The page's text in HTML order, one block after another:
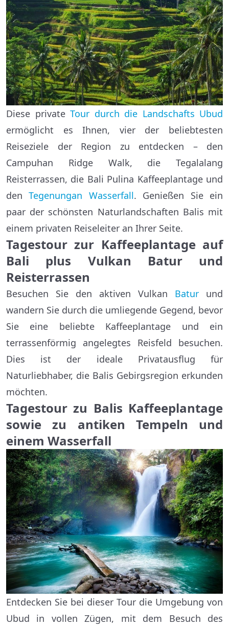
Diese private Tour durch die Landschafts Ubud
ermöglicht es Ihnen, vier der beliebtesten
Reiseziele der Region zu entdecken – den
Campuhan Ridge Walk, die Tegalalang
Reisterrassen, die Bali Pulina Kaffeeplantage und
denTegenungan Wasserfall. Genießen Sie ein
paar der schönsten Naturlandschaften Balis mit
einem privaten Reiseleiter an Ihrer Seite.
Tagestour zur Kaffeeplantage auf
Bali plus Vulkan Batur und
Reisterrassen
Besuchen Sie den aktiven Vulkan Batur und
wandern Sie durch die umliegende Gegend, bevor
Sie eine beliebte Kaffeeplantage und ein
terrassenförmig angelegtes Reisfeld besuchen.
Dies ist der ideale Privatausflug für
Naturliebhaber, die Balis Gebirgsregion erkunden
möchten.
Tagestour zu Balis Kaffeeplantage
sowie zu antiken Tempeln und
einem Wasserfall
Entdecken Sie bei dieser Tour die Umgebung von
Ubud in vollen Zügen, mit dem Besuch des